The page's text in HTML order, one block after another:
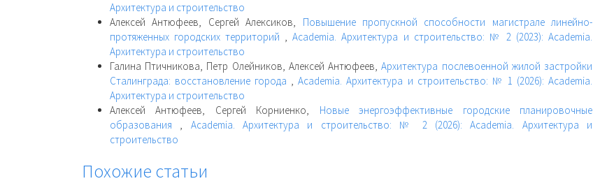
Архитектура и строительство
Алексей Антюфеев, Сергей Алексиков, Повышение пропускной способности магистрале линейно-
протяженных городских территорий ,Academia. Архитектура и строительство: № 2 (2023): Academia.
Архитектура и строительство
Галина Птичникова, Петр Олейников, Алексей Антюфеев,Архитектура послевоенной жилой застройки
Сталинграда: восстановление города ,Academia. Архитектура и строительство: № 1 (2026): Academia.
Архитектура и строительство
Алексей Антюфеев, Сергей Корниенко, Новые энергоэффективные городские планировочные
образования , Academia. Архитектура и строительство: № 2 (2026): Academia. Архитектура и
строительство
Похожие статьи